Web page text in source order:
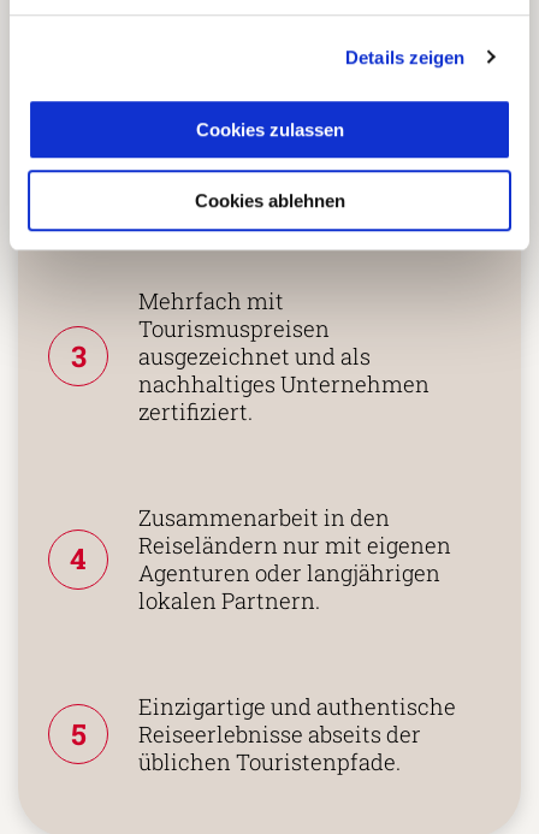
Details zeigen
Cookies zulassen
Cookies ablehnen
25 Jahren Erfahrung!
Persönliche Beratung durch
vielgereiste
Länderspezialisten.
3
Mehrfach mit
Tourismuspreisen
ausgezeichnet und als
nachhaltiges Unternehmen
4
Zusammenarbeit in den
Reiseländern nur mit eigenen
Agenturen oder langjährigen
5
Einzigartige und authentische
Reiseerlebnisse abseits der